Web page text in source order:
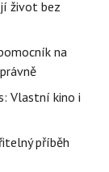
život bez
na
Vlastní kino i
příběh